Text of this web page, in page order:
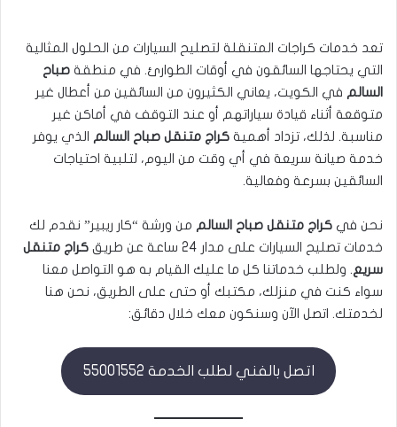
تعد خدمات كراجات المتنقلة لتصليح السيارات من الحلول المثالية
التي يحتاجها السائقون في أوقات الطوارئ. في منطقة صباح
السالم في الكويت، يعاني الكثيرون من السائقين من أعطال غير
متوقعة أثناء قيادة سياراتهم أو عند التوقف في أماكن غير
مناسبة. لذلك، تزداد أهمية كراج متنقل صباح السالم
الذي يوفر
خدمة صيانة سريعة في أي وقت من اليوم، لتلبية احتياجات
السائقين بسرعة وفعالية.
نحن في كراج متنقل صباح السالم من ورشة “كار ريبير” نقدم لك
خدمات تصليح السيارات على مدار 24 ساعة عن طريق
كراج متنقل
سريع. ولطلب خدماتنا كل ما عليك القيام به هو التواصل معنا
سواء كنت في منزلك، مكتبك أو حتى على الطريق، نحن هنا
لخدمتك. اتصل الآن وسنكون معك خلال دقائق:
اتصل بالفني لطلب الخدمة 55001552